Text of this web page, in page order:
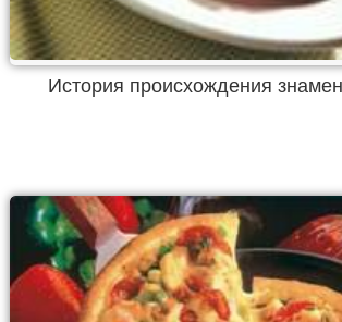
История происхождения